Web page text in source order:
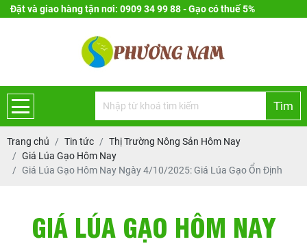
Đặt và giao hàng tận nơi: 0909 34 99 88 - Gạo có thuế 5%
Tìm
Trang chủ Tin tức
Thị Trường Nông Sản Hôm Nay
Giá Lúa Gạo Hôm Nay
Giá Lúa Gạo Hôm Nay Ngày 4/10/2025: Giá Lúa Gạo Ổn Định
GIÁ LÚA GẠO HÔM NAY